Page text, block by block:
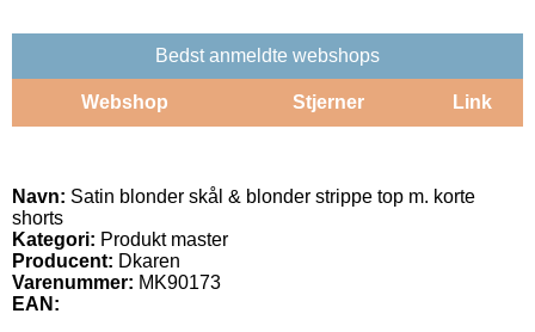
Bedst anmeldte webshops
Webshop Stjerner Link
Navn: Satin blonder skål & blonder strippe top m. korte
shorts
Kategori: Produkt master
Producent: Dkaren
Varenummer: MK90173
EAN: